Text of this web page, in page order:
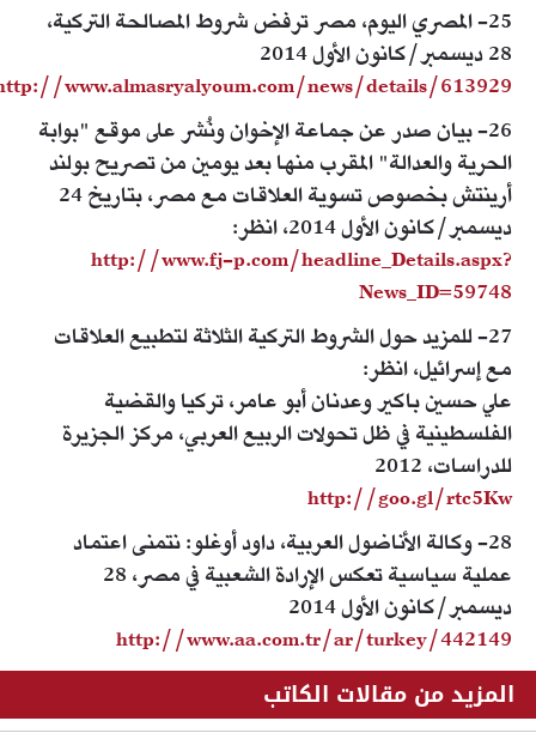
25- المصري اليوم، مصر ترفض شروط المصالحة التركية،
28 ديسمبر/كانون الأول 2014
www.almasryalyoum.com/news/details/613929
26- بيان صدر عن جماعة الإخوان ونُشر على موقع "بوابة
الحرية والعدالة" المقرب منها بعد يومين من تصريح بولند
أرينتش بخصوص تسوية العلاقات مع مصر، بتاريخ 24
ديسمبر/كانون الأول 2014، انظر:
http://www.fj-p.com/headline_Details.aspx?
News_ID=59748
27- للمزيد حول الشروط التركية الثلاثة لتطبيع العلاقات
مع إسرائيل، انظر:
علي حسين باكير وعدنان أبو عامر، تركيا والقضية
الفلسطينية في ظل تحولات الربيع العربي، مركز الجزيرة
للدراسات، 2012
http://goo.gl/rtc5Kw
28- وكالة الأناضول العربية، داود أوغلو: نتمنى اعتماد
عملية سياسية تعكس الإرادة الشعبية في مصر، 28
ديسمبر/كانون الأول 2014
http://www.aa.com.tr/ar/turkey/442149
المزيد من مقالات الكاتب